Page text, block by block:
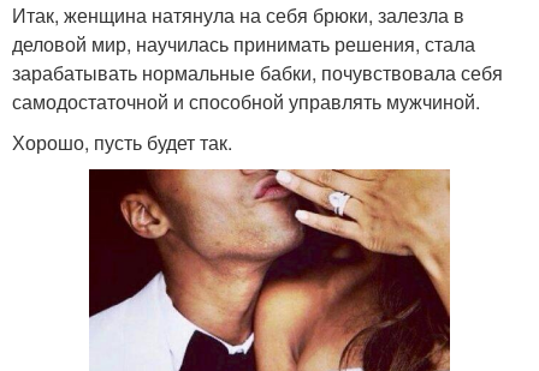
Итак, женщина натянула на себя брюки, залезла в
деловой мир, научилась принимать решения, стала
зарабатывать нормальные бабки, почувствовала себя
самодостаточной и способной управлять мужчиной.
Хорошо, пусть будет так.